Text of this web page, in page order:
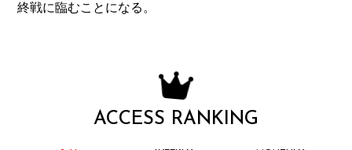
終戦に臨むことになる。
ACCESS RANKING